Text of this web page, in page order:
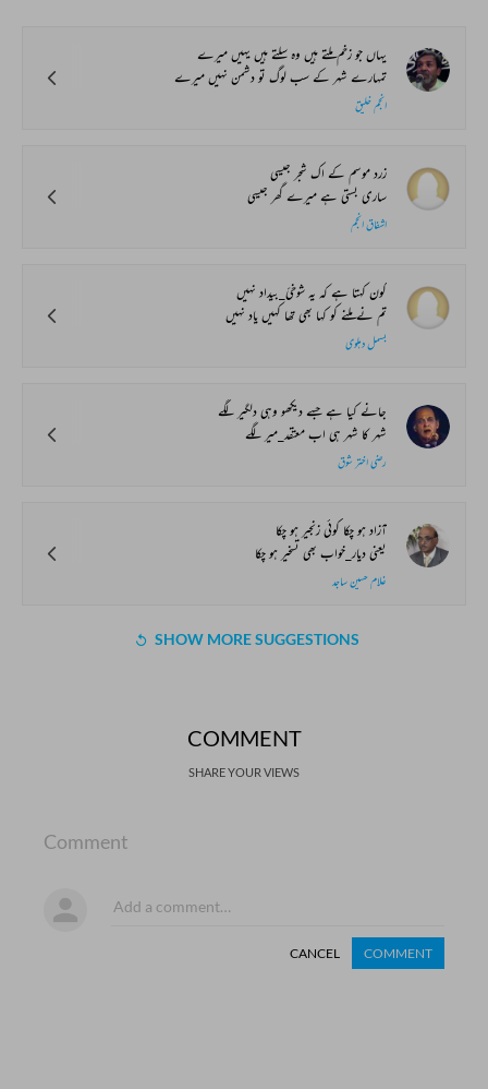
یہاں جو زخم ملتے ہیں وہ سلتے ہیں یہیں میرے
تمہارے شہر کے سب لوگ تو دشمن نہیں میرے
انجم خلیق
زرد موسم کے اک شجر جیسی
ساری بستی ہے میرے گھر جیسی
اشفاق انجم
کون کہتا ہے کہ یہ شوخیٔ_بیداد نہیں
تم نے ملنے کو کہا بھی تھا کہیں یاد نہیں
بسمل دہلوی
جانے کیا ہے جسے دیکھو وہی دلگیر لگے
شہر کا شہر ہی اب معتقد_میر لگے
رضی اختر شوق
آزاد ہو چکا کوئی زنجیر ہو چکا
یعنی دیار_خواب بھی تسخیر ہو چکا
غلام حسین ساجد
SHOW MORE SUGGESTIONS
COMMENT
SHARE YOUR VIEWS
Comment
CANCEL COMMENT